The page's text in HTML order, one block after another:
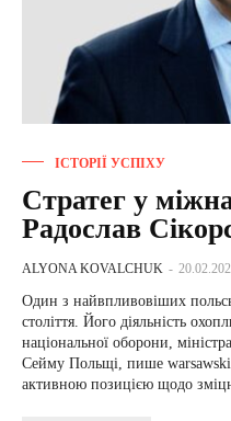
ІСТОРІЇ УСПІХУ
Стратег у
Радослав
ALYONA KOVALCHUK -
Один з найвпливовіших
століття. Його діяльність
національної оборони,
Сейму Польщі, пише
активною позицією щодо